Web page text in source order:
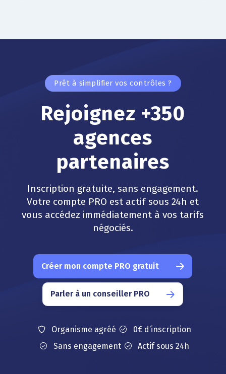
Prêt à simplifier vos contrôles ?
Rejoignez +350
agences
partenaires
Inscription gratuite, sans engagement.
Votre compte PRO est actif sous 24h et
vous accédez immédiatement à vos tarifs
négociés.
Créer mon compte PRO gratuit
Parler à un conseiller PRO
Organisme agréé
0€ d’inscription
Sans engagement
Actif sous 24h